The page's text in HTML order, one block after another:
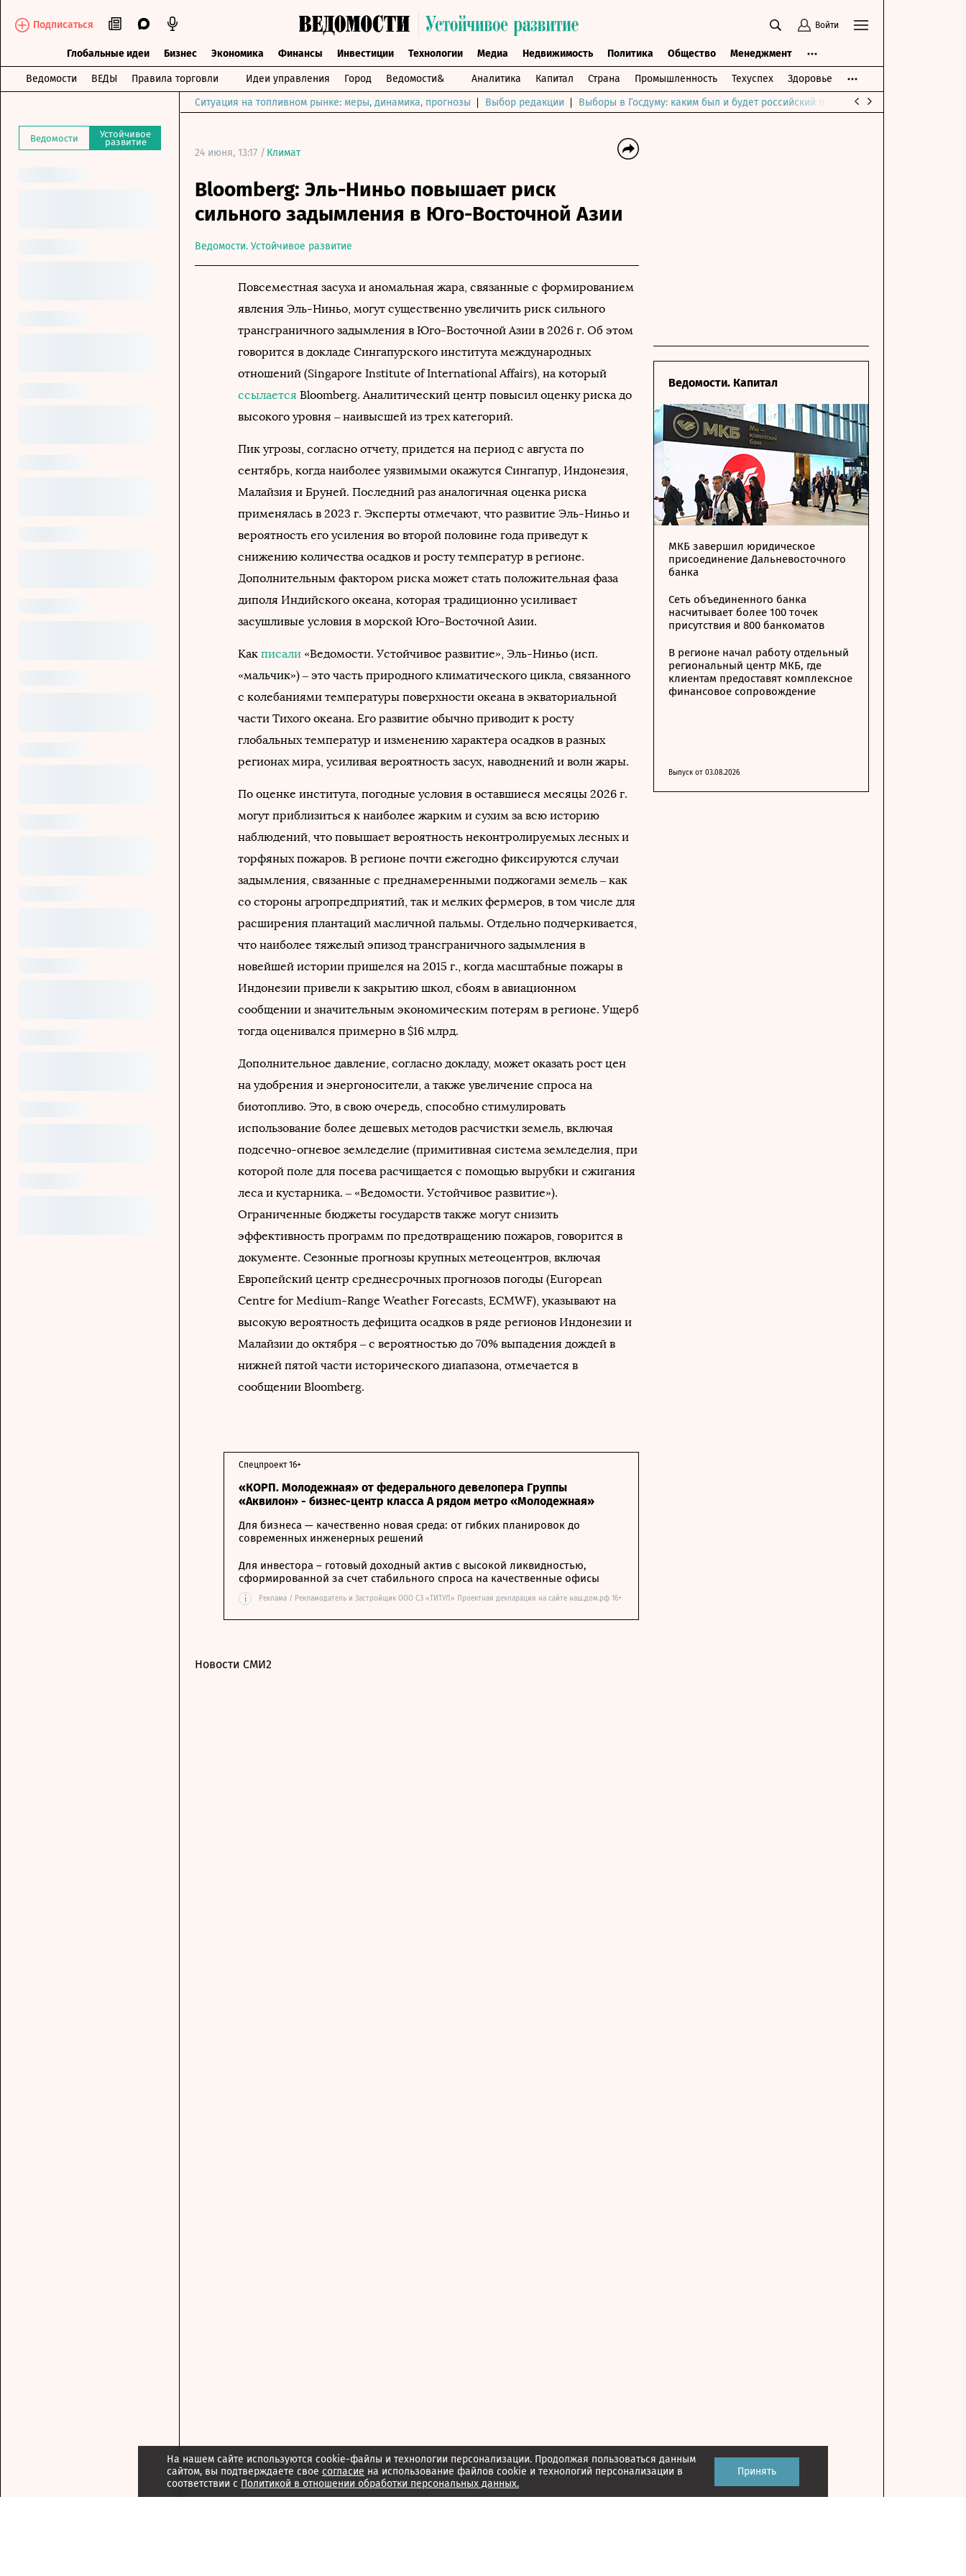
На нашем сайте используются cookie-файлы и технологии персонализации. Продолжая пользоваться данным
сайтом, вы подтверждаете свое согласие на использование файлов cookie и технологий персонализации в
соответствии с Политикой в отношении обработки персональных данных.
Принять
Подписаться Войти
Глобальные идеи Бизнес Экономика Финансы Инвестиции Технологии Медиа Недвижимость Политика Общество Менеджмент
Ведомости ВЕДЫ Правила торговли Идеи управления Город Ведомости& Аналитика Капитал Страна Промышленность Техуспех Здоровье
Ведомости Устойчивое
развитие
Ситуация на топливном рынке: меры, динамика, прогнозы Выбор редакции Выборы в Госдуму: каким был и будет российский парламент
24 июня, 13:17 / Климат
Bloomberg: Эль-Ниньо повышает риск
сильного задымления в Юго-Восточной Азии
Ведомости. Устойчивое развитие
Повсеместная засуха и аномальная жара, связанные с формированием
явления Эль-Ниньо, могут существенно увеличить риск сильного
трансграничного задымления в Юго-Восточной Азии в 2026 г. Об этом
говорится в докладе Сингапурского института международных
отношений (Singapore Institute of International Affairs), на который
ссылается Bloomberg. Аналитический центр повысил оценку риска до
высокого уровня – наивысшей из трех категорий.
Пик угрозы, согласно отчету, придется на период с августа по
сентябрь, когда наиболее уязвимыми окажутся Сингапур, Индонезия,
Малайзия и Бруней. Последний раз аналогичная оценка риска
применялась в 2023 г. Эксперты отмечают, что развитие Эль-Ниньо и
вероятность его усиления во второй половине года приведут к
снижению количества осадков и росту температур в регионе.
Дополнительным фактором риска может стать положительная фаза
диполя Индийского океана, которая традиционно усиливает
засушливые условия в морской Юго-Восточной Азии.
Как писали «Ведомости. Устойчивое развитие», Эль-Ниньо (исп.
«мальчик») – это часть природного климатического цикла, связанного
с колебаниями температуры поверхности океана в экваториальной
части Тихого океана. Его развитие обычно приводит к росту
глобальных температур и изменению характера осадков в разных
регионах мира, усиливая вероятность засух, наводнений и волн жары.
По оценке института, погодные условия в оставшиеся месяцы 2026 г.
могут приблизиться к наиболее жарким и сухим за всю историю
наблюдений, что повышает вероятность неконтролируемых лесных и
торфяных пожаров. В регионе почти ежегодно фиксируются случаи
задымления, связанные с преднамеренными поджогами земель – как
со стороны агропредприятий, так и мелких фермеров, в том числе для
расширения плантаций масличной пальмы. Отдельно подчеркивается,
что наиболее тяжелый эпизод трансграничного задымления в
новейшей истории пришелся на 2015 г., когда масштабные пожары в
Индонезии привели к закрытию школ, сбоям в авиационном
сообщении и значительным экономическим потерям в регионе. Ущерб
тогда оценивался примерно в $16 млрд.
Дополнительное давление, согласно докладу, может оказать рост цен
на удобрения и энергоносители, а также увеличение спроса на
биотопливо. Это, в свою очередь, способно стимулировать
использование более дешевых методов расчистки земель, включая
подсечно-огневое земледелие (примитивная система земледелия, при
которой поле для посева расчищается с помощью вырубки и сжигания
леса и кустарника. – «Ведомости. Устойчивое развитие»).
Ограниченные бюджеты государств также могут снизить
эффективность программ по предотвращению пожаров, говорится в
документе. Сезонные прогнозы крупных метеоцентров, включая
Европейский центр среднесрочных прогнозов погоды (European
Centre for Medium-Range Weather Forecasts, ECMWF), указывают на
высокую вероятность дефицита осадков в ряде регионов Индонезии и
Малайзии до октября – с вероятностью до 70% выпадения дождей в
нижней пятой части исторического диапазона, отмечается в
сообщении Bloomberg.
«КОРП. Молодежная» от федерального девелопера Группы
«Аквилон» - бизнес-центр класса А рядом метро «Молодежная»
Спецпроект 16+
Для бизнеса — качественно новая среда: от гибких планировок до
современных инженерных решений
Для инвестора – готовый доходный актив с высокой ликвидностью,
сформированной за счет стабильного спроса на качественные офисы
i Реклама / Рекламодатель и Застройщик ООО СЗ «ТИТУЛ» Проектная декларация на сайте наш.дом.рф 16+
Ведомости. Капитал
МКБ завершил юридическое
присоединение Дальневосточного
банка
Сеть объединенного банка
насчитывает более 100 точек
присутствия и 800 банкоматов
В регионе начал работу отдельный
региональный центр МКБ, где
клиентам предоставят комплексное
финансовое сопровождение
Выпуск от 03.08.2026
Новости СМИ2